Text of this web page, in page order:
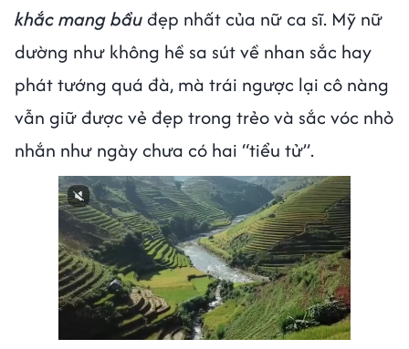
khắc mang bầuđẹp nhất của nữ ca sĩ. Mỹ nữ
dường như không hề sa sút về nhan sắc hay
phát tướng quá đà, mà trái ngược lại cô nàng
vẫn giữ được vẻ đẹp trong trẻo và sắc vóc nhỏ
nhắn như ngày chưa có hai “tiểu tử”.